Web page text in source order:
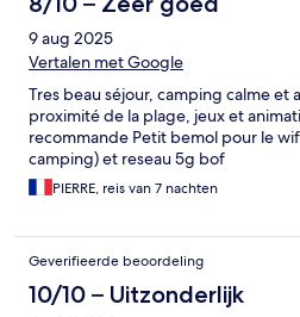
9 aug 2025
Vertalen met Google
Tres beau séjour, camping calme et
proximité de la plage, jeux et
recommande Petit bemol pour le
camping) et reseau 5g bof
PIERRE, reis van 7 nachten
Geverifieerde beoordeling
10/10 – Uitzonderlijk